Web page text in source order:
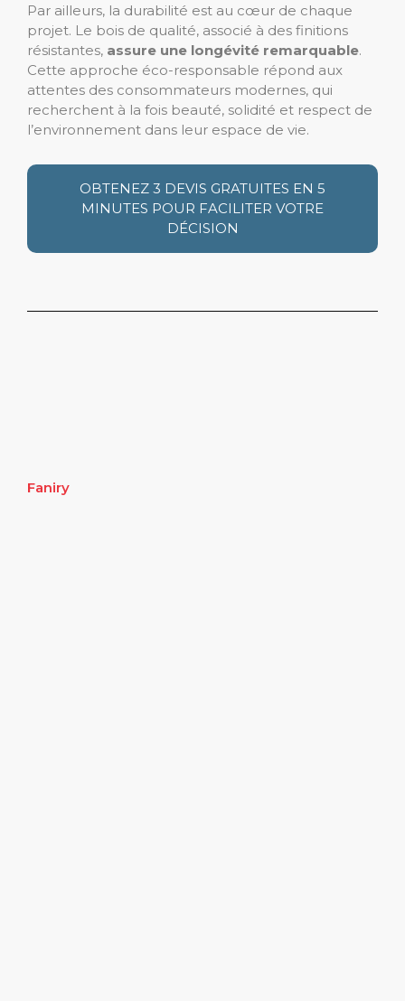
Par ailleurs, la durabilité est au cœur de chaque
projet. Le bois de qualité, associé à des finitions
résistantes, assure une longévité remarquable.
Cette approche éco-responsable répond aux
attentes des consommateurs modernes, qui
recherchent à la fois beauté, solidité et respect de
l’environnement dans leur espace de vie.
OBTENEZ 3 DEVIS GRATUITES EN 5
MINUTES POUR FACILITER VOTRE
DÉCISION
Faniry